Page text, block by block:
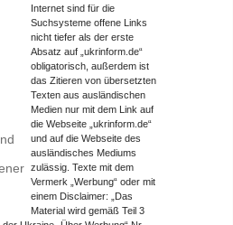
Internet sind für die
Suchsysteme offene Links
nicht tiefer als der erste
Absatz auf „ukrinform.de“
obligatorisch, außerdem ist
das Zitieren von übersetzten
Texten aus ausländischen
Medien nur mit dem Link auf
die Webseite „ukrinform.de“
und auf die Webseite des
ausländisches Mediums
zulässig. Texte mit dem
Vermerk „Werbung“ oder mit
einem Disclaimer: „Das
Material wird gemäß Teil 3